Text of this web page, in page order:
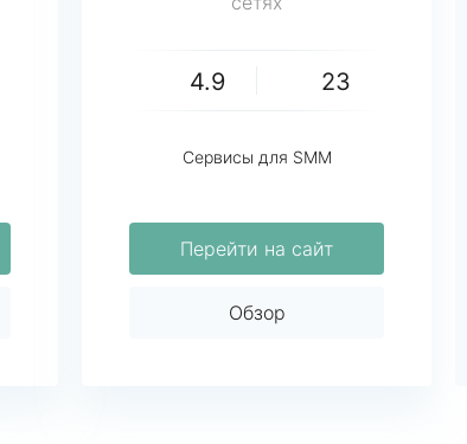
4.9 23
Сервисы для SMM
Перейти на сайт
Обзор